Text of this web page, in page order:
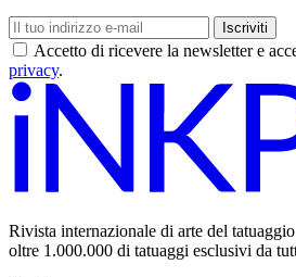
Iscriviti
Accetto di ricevere la newsletter e
privacy.
Rivista internazionale di arte del
oltre 1.000.000 di tatuaggi esclusivi da